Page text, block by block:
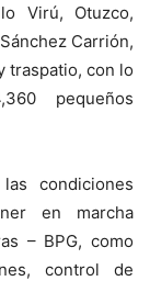
Virú, Otuzco,
Carrión,
traspatio, con lo
pequeños
condiciones
en marcha
– BPG, como
control de